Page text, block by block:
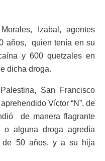
Izabal, agentes
años, quien tenía en su
y 600 quetzales en
dicha droga.
San Francisco
Víctor “N”, de
de manera flagrante
alguna droga agredía
de 50 años, y a su hija